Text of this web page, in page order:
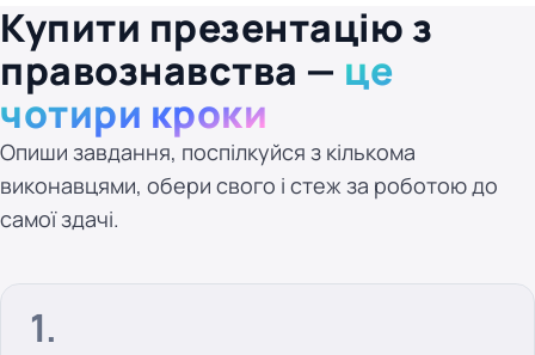
Купити презентацію з
правознавства — це
чотири кроки
Опиши завдання, поспілкуйся з кількома
виконавцями, обери свого і стеж за роботою до
самої здачі.